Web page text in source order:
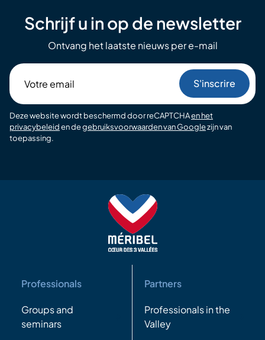
Schrijf u in op de newsletter
Ontvang het laatste nieuws per e-mail
email
Deze website wordt beschermd door reCAPTCHAen het
privacybeleiden degebruiksvoorwaarden van Googlezijn van
toepassing.
Professionals
Groups and
seminars
Partners
Professionals in the
Valley